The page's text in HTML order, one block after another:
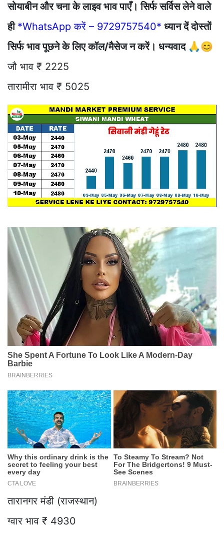
सोयाबीन और चना के लाइव भाव पाएँ। सिर्फ सर्विस लेने वाले
ही *WhatsApp करें – 9729757540* ध्यान दें दोस्तों
सिर्फ भाव पूछने के लिए कॉल/मैसेज न करें। धन्यवाद 🙏😊
जौ भाव ₹ 2225
तारामीरा भाव ₹ 5025
तारानगर मंडी (राजस्थान)
ग्वार भाव ₹ 4930